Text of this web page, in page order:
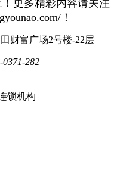
更多精彩内容请关注
！
财富广场2号楼-22层
282
锁机构